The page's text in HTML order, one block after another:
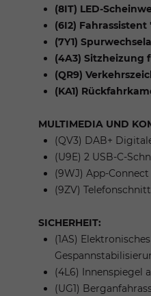
(8IT) LED-
(6I2)
(7Y1)
(4A3) Sitzheizung
(QR9)
(KA1)
MULTIMEDIA UND
(QV3) DAB+
(U9E) 2 USB-C-
(9WJ) App-
(9ZV)
SICHERHEIT:
(1AS)
(4L6) Innenspiegel
(UG1)